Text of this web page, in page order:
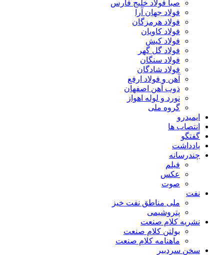
صبا فولاد خلیج فارس
فولاد جهان آرا
فولاد هرمزگان
فولاد کاویان
فولاد کیش
فولاد گل گهر
فولاد سنگان
فولاد شادگان
آهن و فولاد ارفع
ذوب آهن اصفهان
نورد و لوله اهواز
گروه ملی
ایمیدرو
انتصاب ها
گفتگو
یادداشت
چندرسانه
فیلم
عکس
صوت
نفت
ملی مناطق نفت خیز
پتروشیمی
نشریه کلام صنعت
بولتن کلام صنعت
ماهنامه کلام صنعت
سخن سردبیر